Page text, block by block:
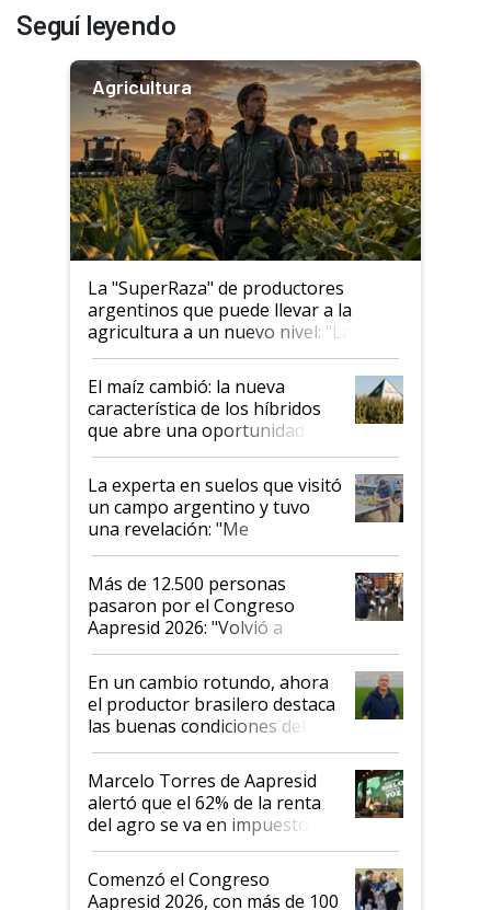
Seguí leyendo
Agricultura
La "SuperRaza" de productores
argentinos que puede llevar a la
agricultura a un nuevo nivel: "Las
posibilidades de crecimiento son
infinitas"
El maíz cambió: la nueva
característica de los híbridos
que abre una oportunidad en
el lote
La experta en suelos que visitó
un campo argentino y tuvo
una revelación: "Me
impresionó mucho"
Más de 12.500 personas
pasaron por el Congreso
Aapresid 2026: "Volvió a
demostrar que hablar del
suelo es hablar de todo el
sistema productivo"
En un cambio rotundo, ahora
el productor brasilero destaca
las buenas condiciones del
agro argentino para invertir:
"Los veo más motivados"
Marcelo Torres de Aapresid
alertó que el 62% de la renta
del agro se va en impuestos:
"No es bueno que en
Argentina se sigan discutiendo
las mismas cosas de hace 50
Comenzó el Congreso
Aapresid 2026, con más de 100